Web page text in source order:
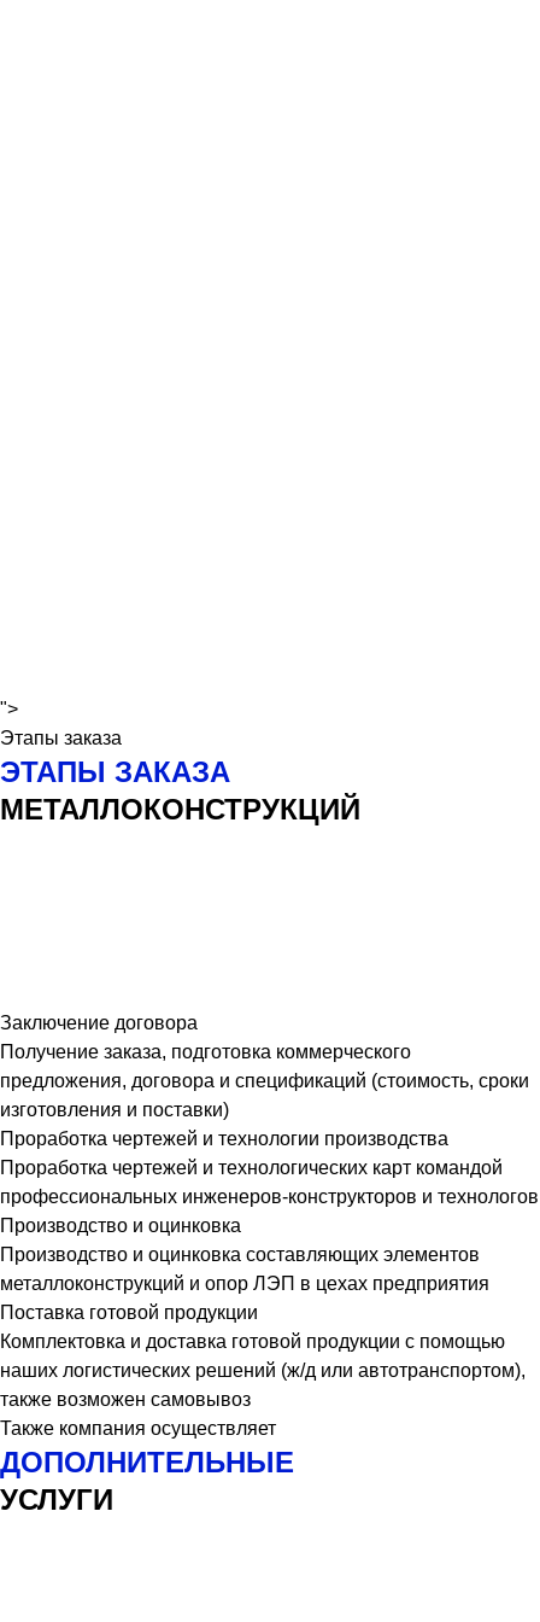
">
Этапы заказа
ЭТАПЫ ЗАКАЗА
МЕТАЛЛОКОНСТРУКЦИЙ
Заключение договора
Получение заказа, подготовка коммерческого
предложения, договора и спецификаций (стоимость, сроки
изготовления и поставки)
Проработка чертежей и технологии производства
Проработка чертежей и технологических карт командой
профессиональных инженеров-конструкторов и технологов
Производство и оцинковка
Производство и оцинковка составляющих элементов
металлоконструкций и опор ЛЭП в цехах предприятия
Поставка готовой продукции
Комплектовка и доставка готовой продукции с помощью
наших логистических решений (ж/д или автотранспортом),
также возможен самовывоз
Также компания осуществляет
ДОПОЛНИТЕЛЬНЫЕ
УСЛУГИ